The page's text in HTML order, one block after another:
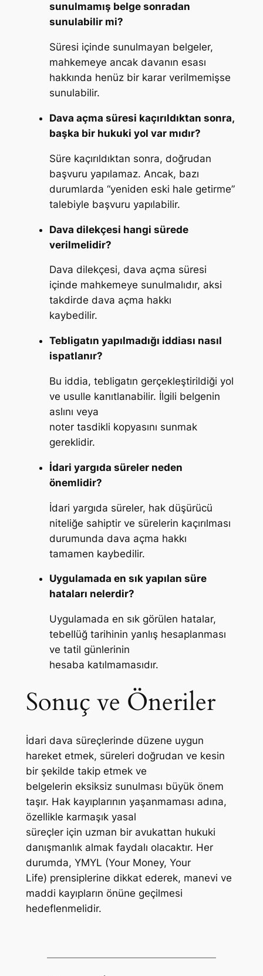
sunulmamış belge sonradan
sunulabilir mi?
Süresi içinde sunulmayan belgeler,
mahkemeye ancak davanın esası
hakkında henüz bir karar verilmemişse
sunulabilir.
Dava açma süresi kaçırıldıktan sonra,
başka bir hukuki yol var mıdır?
Süre kaçırıldıktan sonra, doğrudan
başvuru yapılamaz. Ancak, bazı
durumlarda “yeniden eski hale getirme”
talebiyle başvuru yapılabilir.
Dava dilekçesi hangi sürede
verilmelidir?
Dava dilekçesi, dava açma süresi
içinde mahkemeye sunulmalıdır, aksi
takdirde dava açma hakkı
kaybedilir.
Tebligatın yapılmadığı iddiası nasıl
ispatlanır?
Bu iddia, tebligatın gerçekleştirildiği yol
ve usulle kanıtlanabilir. İlgili belgenin
aslını veya
noter tasdikli kopyasını sunmak
gereklidir.
İdari yargıda süreler neden
önemlidir?
İdari yargıda süreler, hak düşürücü
niteliğe sahiptir ve sürelerin kaçırılması
durumunda dava açma hakkı
tamamen kaybedilir.
Uygulamada en sık yapılan süre
hataları nelerdir?
Uygulamada en sık görülen hatalar,
tebellüğ tarihinin yanlış hesaplanması
ve tatil günlerinin
hesaba katılmamasıdır.
Sonuç ve Öneriler
İdari dava süreçlerinde düzene uygun
hareket etmek, süreleri doğrudan ve kesin
bir şekilde takip etmek ve
belgelerin eksiksiz sunulması büyük önem
taşır. Hak kayıplarının yaşanmaması adına,
özellikle karmaşık yasal
süreçler için uzman bir avukattan hukuki
danışmanlık almak faydalı olacaktır. Her
durumda, YMYL (Your Money, Your
Life) prensiplerine dikkat ederek, manevi ve
maddi kayıpların önüne geçilmesi
hedeflenmelidir.